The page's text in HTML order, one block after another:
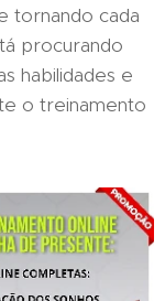
tornando cada
procurando
habilidades e
o treinamento